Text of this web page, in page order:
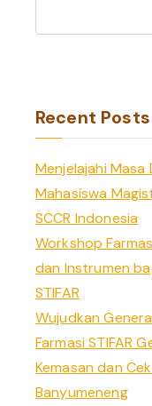
Recent Posts
Menjelajahi
Mahasiswa
SCCR Indonesia
Workshop
dan Instrumen
STIFAR
Wujudkan
Farmasi STIFAR
Kemasan dan
Banyumeneng